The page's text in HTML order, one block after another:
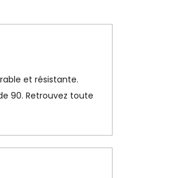
et résistante.
90. Retrouvez toute